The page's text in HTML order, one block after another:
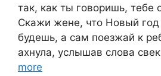
так, как ты говоришь, тебе
Скажи жене, что Новый год
будешь, а сам поезжай к
ахнула, услышав слова
more